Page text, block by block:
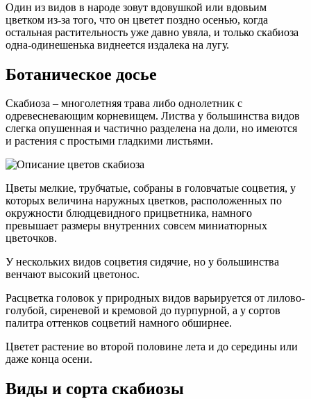
Один из видов в народе зовут вдовушкой или вдовьим
цветком из-за того, что он цветет поздно осенью, когда
остальная растительность уже давно увяла, и только скабиоза
одна-одинешенька виднеется издалека на лугу.
Ботаническое досье
Скабиоза – многолетняя трава либо однолетник с
одревесневающим корневищем. Листва у большинства видов
слегка опушенная и частично разделена на доли, но имеются
и растения с простыми гладкими листьями.
Цветы мелкие, трубчатые, собраны в головчатые соцветия, у
которых величина наружных цветков, расположенных по
окружности блюдцевидного прицветника, намного
превышает размеры внутренних совсем миниатюрных
цветочков.
У нескольких видов соцветия сидячие, но у большинства
венчают высокий цветонос.
Расцветка головок у природных видов варьируется от лилово-
голубой, сиреневой и кремовой до пурпурной, а у сортов
палитра оттенков соцветий намного обширнее.
Цветет растение во второй половине лета и до середины или
даже конца осени.
Виды и сорта скабиозы